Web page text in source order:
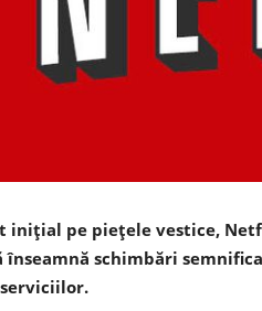
iniţial pe pieţele vestice,
înseamnă schimbări